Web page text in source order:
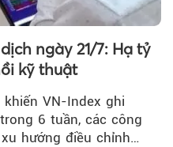
ngày 21/7: Hạ tỷ
kỹ thuật
VN-Index ghi
6 tuần, các công
hướng điều chỉnh